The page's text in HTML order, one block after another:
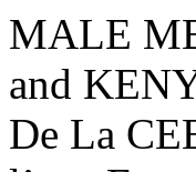
MALE
and
De La